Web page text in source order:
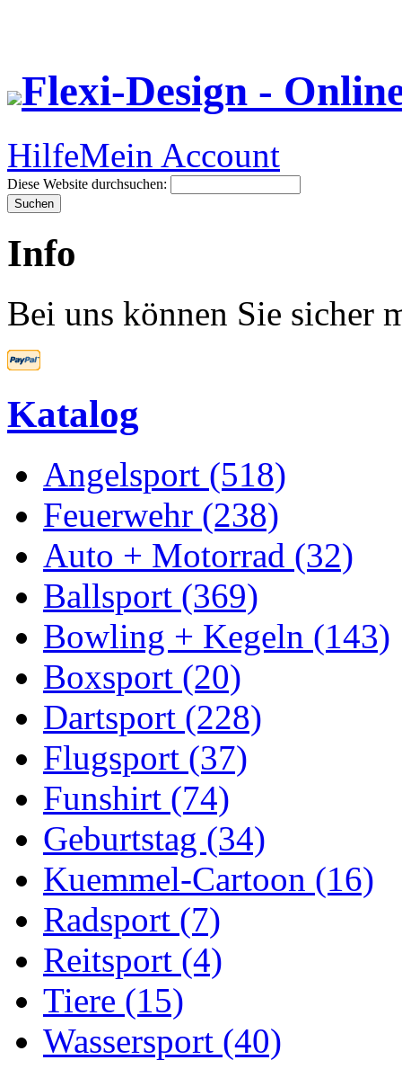
Flexi-Design -
HilfeMein Account
Diese Website durchsuchen:
Info
Bei uns können Sie sicher
Katalog
Angelsport (518)
Feuerwehr (238)
Auto + Motorrad (32)
Ballsport (369)
Bowling + Kegeln (143)
Boxsport (20)
Dartsport (228)
Flugsport (37)
Funshirt (74)
Geburtstag (34)
Kuemmel-Cartoon (16)
Radsport (7)
Reitsport (4)
Tiere (15)
Wassersport (40)